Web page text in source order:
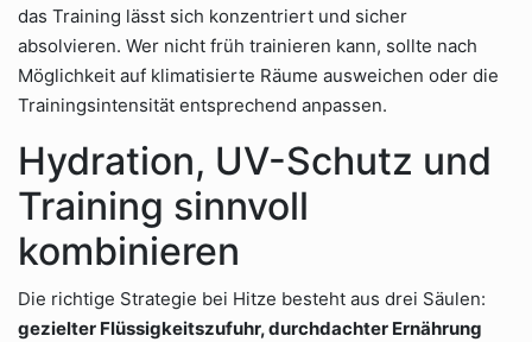
das Training lässt sich konzentriert und sicher
absolvieren. Wer nicht früh trainieren kann, sollte nach
Möglichkeit auf klimatisierte Räume ausweichen oder die
Trainingsintensität entsprechend anpassen.
Hydration, UV-Schutz und
Training sinnvoll
kombinieren
Die richtige Strategie bei Hitze besteht aus drei Säulen:
gezielter Flüssigkeitszufuhr, durchdachter Ernährung